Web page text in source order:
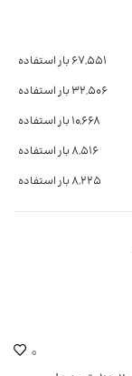
67,551 بار استفاده
32,506 بار استفاده
10,668 بار استفاده
8,516 بار استفاده
8,225 بار استفاده
0